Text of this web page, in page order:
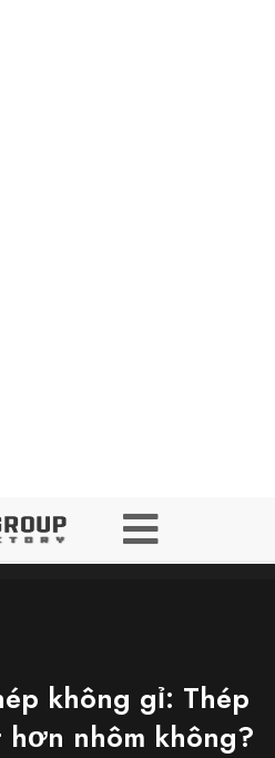
không gỉ: Thép
nhôm không?